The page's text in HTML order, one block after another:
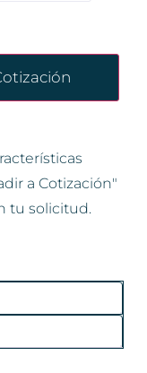
a Cotización"
tu solicitud.